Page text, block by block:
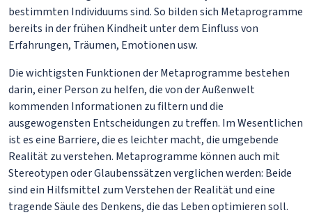
bestimmten Individuums sind. So bilden sich Metaprogramme
bereits in der frühen Kindheit unter dem Einfluss von
Erfahrungen, Träumen, Emotionen usw.
Die wichtigsten Funktionen der Metaprogramme bestehen
darin, einer Person zu helfen, die von der Außenwelt
kommenden Informationen zu filtern und die
ausgewogensten Entscheidungen zu treffen. Im Wesentlichen
ist es eine Barriere, die es leichter macht, die umgebende
Realität zu verstehen. Metaprogramme können auch mit
Stereotypen oder Glaubenssätzen verglichen werden: Beide
sind ein Hilfsmittel zum Verstehen der Realität und eine
tragende Säule des Denkens, die das Leben optimieren soll.